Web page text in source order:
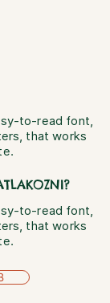
to-read font,
that works
to-read font,
that works